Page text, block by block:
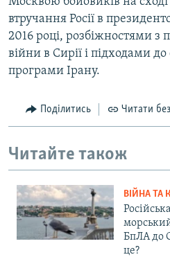
втручання Росії в
2016 році, розбіжностями з
війни в Сирії і підходами
програми Ірану.
Поділитись Читати
Читайте також
ВІЙНА ТА
БпЛА до
це?